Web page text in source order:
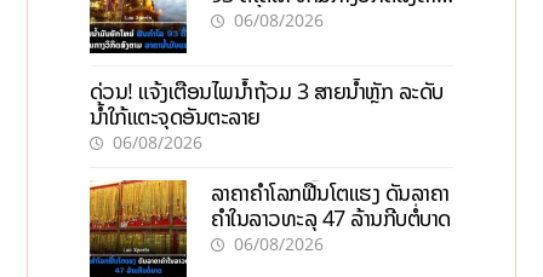
ລາຄານໍ້າມັນແພງ
06/08/2026
ດ່ວນ! ແຈ້ງເຕືອນໄພນໍ້າຖ້ວມ 3 ສາຍນໍ້າຫຼັກ ລະດັບ
ນໍ້າໃກ້ແຕະຈຸດອັນຕະລາຍ
06/08/2026
ລາຄາຄຳໂລກຟື້ນໂຕແຮງ ດັນລາຄາ
ຄຳໃນລາວທະລຸ 47 ລ້ານກີບຕໍ່ບາດ
06/08/2026